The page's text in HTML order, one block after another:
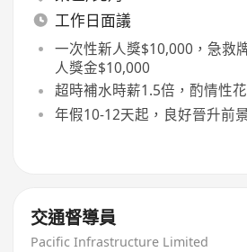
工作日面議
一次性新人獎$10,000，急救
人獎金$10,000
超時補水時薪1.5倍，酌情性
年假10-12天起，良好晉升前
交通督導員
Pacific Infrastructure Limited